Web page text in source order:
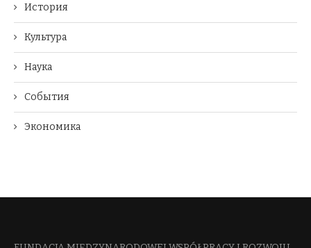
История
Культура
Наука
События
Экономика